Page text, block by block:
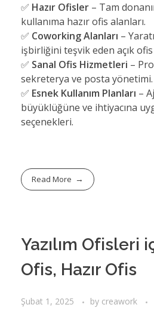
✅ Hazır Ofisler – Tam
kullanıma hazır ofis alanları.
✅ Coworking Alanları –
işbirliğini teşvik eden açık
✅ Sanal Ofis Hizmetleri –
sekreterya ve posta yönetimi.
✅ Esnek Kullanım Planları –
büyüklüğüne ve ihtiyacına
seçenekleri.
Read More
Yazılım Ofisleri
Ofis, Hazır Ofis
Şubat 1, 2025 by creawork